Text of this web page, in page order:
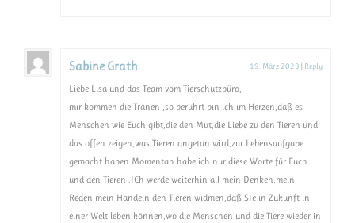
Sabine Grath 19. März 2023 | Reply
Liebe Lisa und das Team vom Tierschutzbüro,
mir kommen die Tränen ,so berührt bin ich im Herzen,daß es
Menschen wie Euch gibt,die den Mut,die Liebe zu den Tieren und
das offen zeigen,was Tieren angetan wird,zur Lebensaufgabe
gemacht haben.Momentan habe ich nur diese Worte für Euch
und den Tieren .ICh werde weiterhin all mein Denken,mein
Reden,mein Handeln den Tieren widmen,daß SIe in Zukunft in
einer Welt leben können,wo die Menschen und die Tiere wieder in